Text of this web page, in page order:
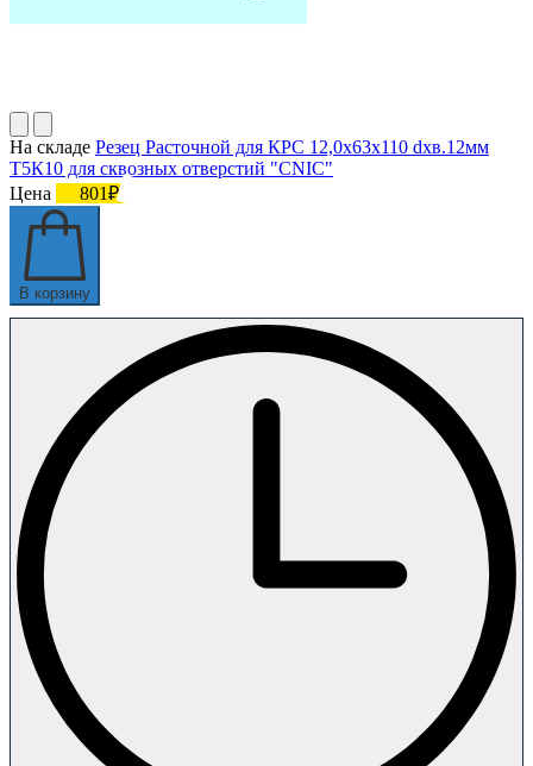
На складе Резец Расточной для КРС 12,0х63х110 dхв.12мм
Т5К10 для сквозных отверстий "CNIC"
Цена
801₽
В корзину